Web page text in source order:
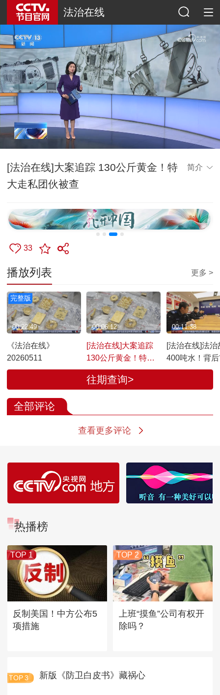
法治在线
[法治在线]大案追踪 130公斤黄金！特
大走私团伙被查
简介
33
播放列表 更多 >
完整版
《法治在线》
20260511
00:22:49
[法治在线]大案追踪
130公斤黄金！特大
走私团伙被查
00:06:12
[法治在线]法治
400吨水！背
藏谜案
00:11:38
往期查询>
全部评论
查看更多评论
热播榜
TOP 1
反制美国！中方公布5
项措施
TOP 2
上班“摸鱼”公司有权开
除吗？
TOP 3 新版《防卫白皮书》藏祸心